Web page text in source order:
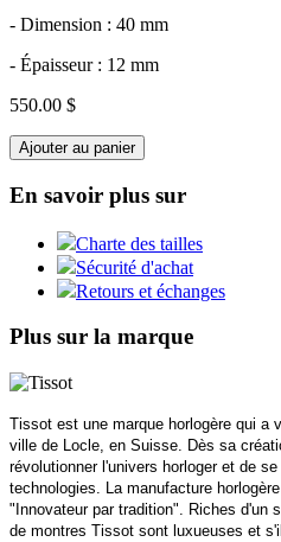
- Dimension : 40 mm
- Épaisseur : 12 mm
550.00 $
Ajouter au panier
En savoir plus sur
Charte des tailles
Sécurité d'achat
Retours et échanges
Plus sur la marque
Tissot est une marque horlogère qui a
ville de Locle, en Suisse. Dès sa
révolutionner l'univers horloger et de
technologies. La manufacture
"Innovateur par tradition". Riches d'un
de montres Tissot sont luxueuses et